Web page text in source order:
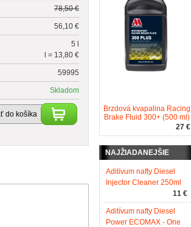
78,50 €
56,10 €
5 l
l = 13,80 €
59995
Skladom
do košíka
Brzdová kvapalina Racing
Brake Fluid 300+ (500 ml)
27 €
NAJŽIADANEJŠIE
Aditívum nafty Diesel
Injector Cleaner 250ml
11 €
Aditívum nafty Diesel
Power ECOMAX - One